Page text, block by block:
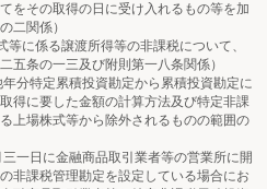
をその取得の日に受け入れるもの等を加
二関係）
に係る譲渡所得等の非課税について、
五条の一三及び附則第一八条関係）
特定累積投資勘定から累積投資勘定に
得に要した金額の計算方法及び特定非課
上場株式等から除外されるものの範囲の
日に金融商品取引業者等の営業所に開
非課税管理勘定を設定している場合にお